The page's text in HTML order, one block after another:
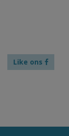
Like ons